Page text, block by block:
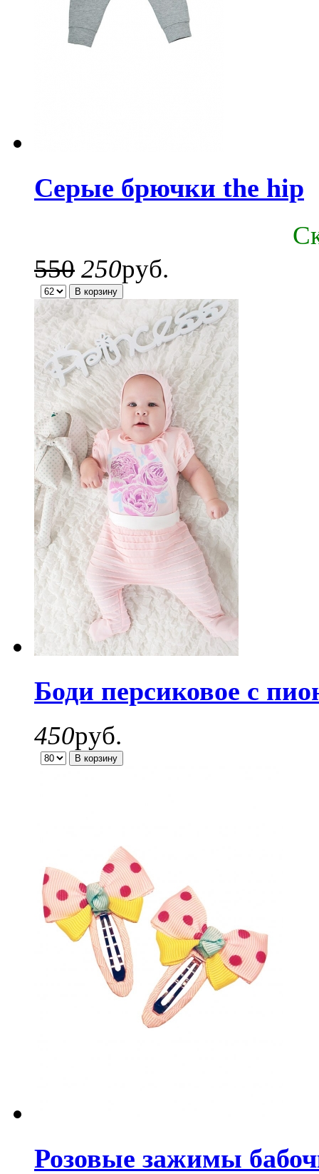
Серые брючки the hip
550 250руб.
Боди персиковое с
450руб.
Розовые зажимы